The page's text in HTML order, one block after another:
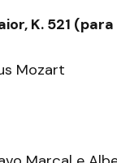
K. 521
Mozart